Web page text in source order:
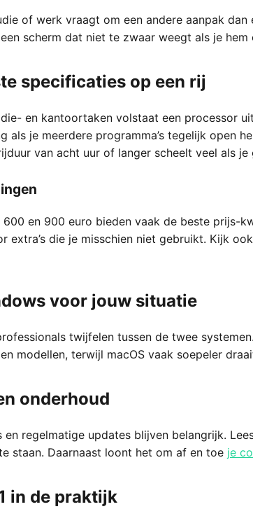
of werk vraagt om een andere aanpak
scherm dat niet te zwaar weegt als je hem
specificaties op een rij
en kantoortaken volstaat een processor
als je meerdere programma’s tegelijk open
van acht uur of langer scheelt veel als
600 en 900 euro bieden vaak de beste prijs-
extra’s die je misschien niet gebruikt. Kijk
voor jouw situatie
twijfelen tussen de twee systemen.
modellen, terwijl macOS vaak soepeler
onderhoud
en regelmatige updates blijven belangrijk.
staan. Daarnaast loont het om af en toe je
in de praktijk